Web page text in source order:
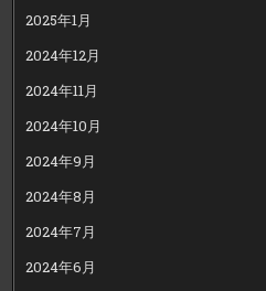
2025年1月
2024年12月
2024年11月
2024年10月
2024年9月
2024年8月
2024年7月
2024年6月